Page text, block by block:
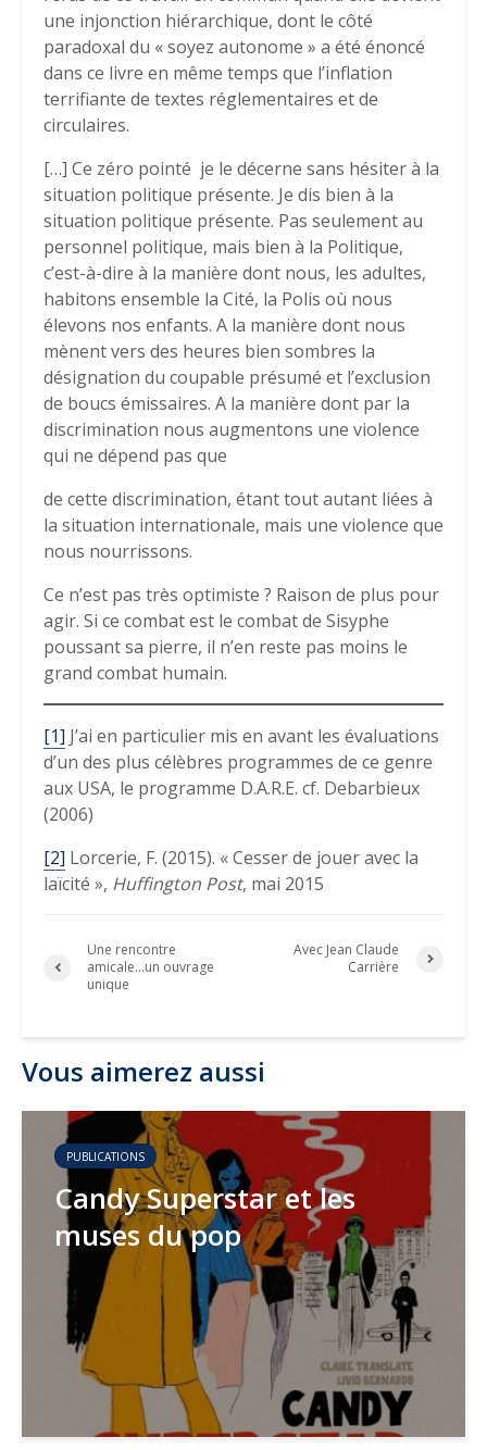
une injonction hiérarchique, dont le côté
paradoxal du « soyez autonome » a été énoncé
dans ce livre en même temps que l’inflation
terrifiante de textes réglementaires et de
circulaires.
[…] Ce zéro pointé je le décerne sans hésiter à la
situation politique présente. Je dis bien à la
situation politique présente. Pas seulement au
personnel politique, mais bien à la Politique,
c’est-à-dire à la manière dont nous, les adultes,
habitons ensemble la Cité, la Polis où nous
élevons nos enfants. A la manière dont nous
mènent vers des heures bien sombres la
désignation du coupable présumé et l’exclusion
de boucs émissaires. A la manière dont par la
discrimination nous augmentons une violence
qui ne dépend pas que
de cette discrimination, étant tout autant liées à
la situation internationale, mais une violence que
nous nourrissons.
Ce n’est pas très optimiste ? Raison de plus pour
agir. Si ce combat est le combat de Sisyphe
poussant sa pierre, il n’en reste pas moins le
grand combat humain.
[1] J’ai en particulier mis en avant les évaluations
d’un des plus célèbres programmes de ce genre
aux USA, le programme D.A.R.E. cf. Debarbieux
(2006)
[2] Lorcerie, F. (2015). « Cesser de jouer avec la
laïcité », Huffington Post, mai 2015
Une rencontre
amicale…un ouvrage
unique
Avec Jean Claude
Carrière
Vous aimerez aussi
PUBLICATIONS
Candy Superstar et les
muses du pop